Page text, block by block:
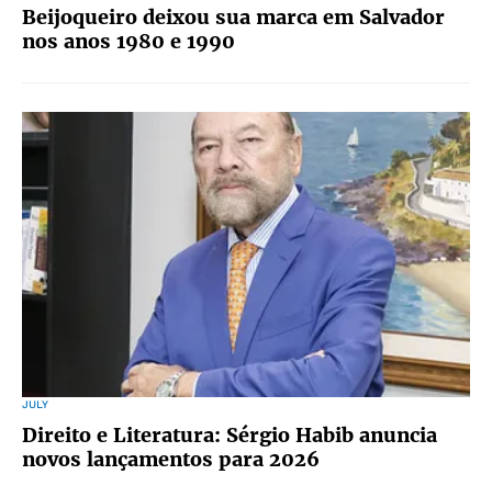
Beijoqueiro deixou sua marca em Salvador
nos anos 1980 e 1990
JULY
Direito e Literatura: Sérgio Habib anuncia
novos lançamentos para 2026